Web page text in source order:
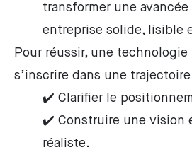
transformer une
entreprise solide, lisible
Pour réussir, une
s’inscrire dans une
✔️ Clarifier le
✔️ Construire une vision
réaliste.